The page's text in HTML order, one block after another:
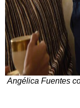
Angélica Fuentes